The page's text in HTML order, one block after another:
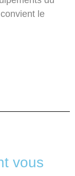
le
vous